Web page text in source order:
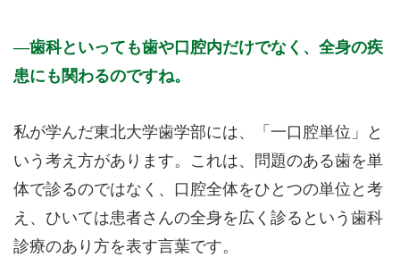
歯科といっても歯や口腔内だけでなく、全身の疾
患にも関わるのですね。
私が学んだ東北大学歯学部には、「一口腔単位」と
いう考え方があります。これは、問題のある歯を単
体で診るのではなく、口腔全体をひとつの単位と考
え、ひいては患者さんの全身を広く診るという歯科
診療のあり方を表す言葉です。